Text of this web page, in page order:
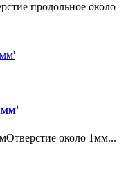
продольное около
около 1мм...